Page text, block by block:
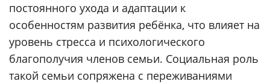
постоянного ухода и адаптации к
особенностям развития ребёнка, что влияет на
уровень стресса и психологического
благополучия членов семьи. Социальная роль
такой семьи сопряжена с переживаниями